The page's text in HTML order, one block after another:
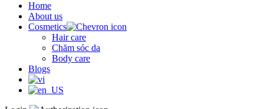
Home
About us
Cosmetics
Hair care
Chăm sóc da
Body care
Blogs